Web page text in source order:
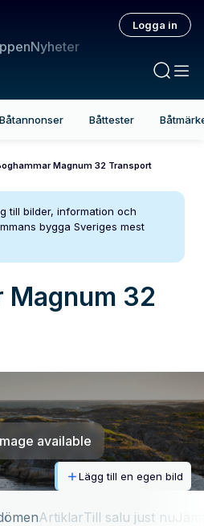
Nyheter
Logga in
Båtannonser Båttester
Magnum 32 Transport
till bilder, information och
bygga Sveriges mest
Magnum 32
available
Lägg till en egen bild
ArtiklarTill salu just nu